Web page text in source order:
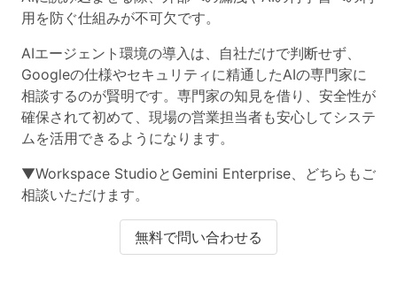
用を防ぐ仕組みが不可欠です。
AIエージェント環境の導入は、自社だけで判断せず、
Googleの仕様やセキュリティに精通したAIの専門家に
相談するのが賢明です。専門家の知見を借り、安全性が
確保されて初めて、現場の営業担当者も安心してシステ
ムを活用できるようになります。
▼Workspace StudioとGemini Enterprise、どちらもご
相談いただけます。
無料で問い合わせる